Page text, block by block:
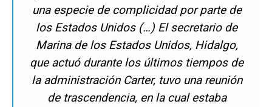
una especie de complicidad por parte de
los Estados Unidos (…) El secretario de
Marina de los Estados Unidos, Hidalgo,
que actuó durante los últimos tiempos de
la administración Carter, tuvo una reunión
de trascendencia, en la cual estaba